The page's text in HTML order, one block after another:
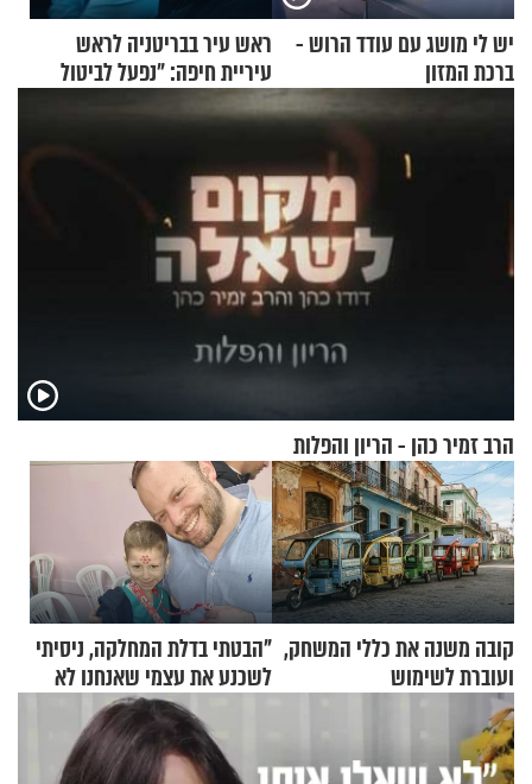
יש לי מושג עם עודד הרוש -
ברכת המזון
ראש עיר בבריטניה לראש
עיריית חיפה: ״נפעל לביטול
ברית הערים התאומות״
הרב זמיר כהן - הריון והפלות
קובה משנה את כללי המשחק,
ועוברת לשימוש
בתלת־אופנועים סולאריים
"הבטתי בדלת המחלקה, ניסיתי
לשכנע את עצמי שאנחנו לא
שייכים לשם"